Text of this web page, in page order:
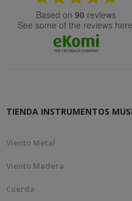
based on 90 reviews
see some of the reviews
TIENDA INSTRUMENTOS
Viento Metal
Viento Madera
Cuerda